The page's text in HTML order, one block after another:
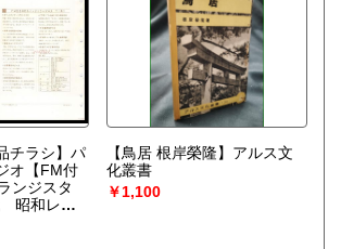
チラシ】パ
オ【FM付
ンジスタ
昭和レト
モダン
【鳥居 根岸榮隆】アルス文
化叢書
￥1,100